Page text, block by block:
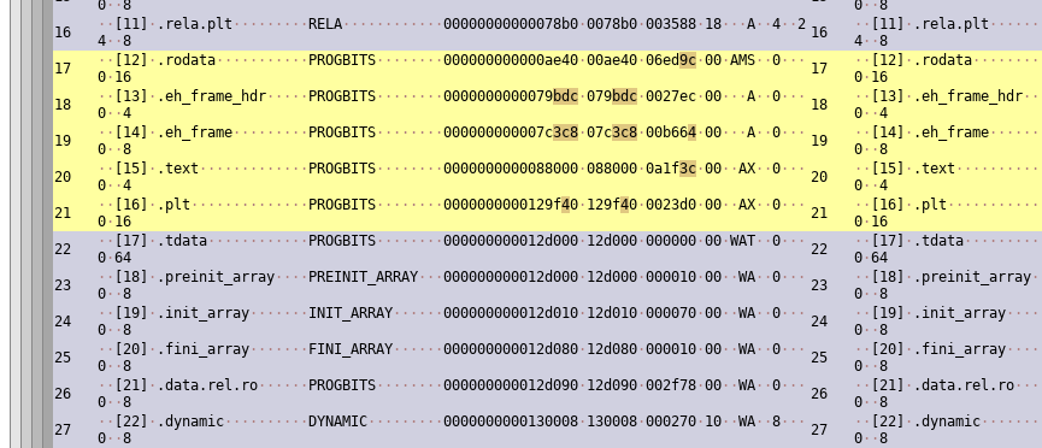
0 · ·8
0 · ·8
16
· · [11] · .rela.plt · · · · · · · · · RELA · · · · · · · · · · · ·00000000000078b0 ·0078b0 ·003588 · 18 · · ·A · ·4 · ·2
4 · ·8 16 · · [11] · .rela.plt · · · · · ·
4 · ·8
17
· · [12] · .rodata · · · · · · · · · · · PROGBITS · · · · · · · ·000000000000ae40 ·00ae40 ·06ed9c ·00 ·AMS · ·0 · · ·
0 · 16 17 · · [12] · .rodata · · · · · · · ·
0 · 16
18
· · [13] · .eh_frame_hdr · · · · · PROGBITS · · · · · · · ·0000000000079bdc ·079bdc ·0027ec ·00 · · ·A · ·0 · · ·
0 · ·4 18 · · [13] · .eh_frame_hdr · ·
0 · ·4
19
· · [14] · .eh_frame · · · · · · · · · PROGBITS · · · · · · · ·000000000007c3c8 ·07c3c8 ·00b664 ·00 · · ·A · ·0 · · ·
0 · ·8 19 · · [14] · .eh_frame · · · · · ·
0 · ·8
20
· · [15] · .text · · · · · · · · · · · · · PROGBITS · · · · · · · ·0000000000088000 ·088000 ·0a1f3c ·00 · ·AX · ·0 · · ·
0 · ·4 20 · · [15] · .text · · · · · · · · · ·
0 · ·4
21
· · [16] · .plt · · · · · · · · · · · · · · PROGBITS · · · · · · · ·0000000000129f40 · 129f40 ·0023d0 ·00 · ·AX · ·0 · · ·
0 · 16 21 · · [16] · .plt · · · · · · · · · · ·
0 · 16
22
· · [17] · .tdata · · · · · · · · · · · · PROGBITS · · · · · · · ·000000000012d000 · 12d000 ·000000 ·00 ·WAT · ·0 · · ·
0 ·64 22 · · [17] · .tdata · · · · · · · · ·
0 ·64
23
· · [18] · .preinit_array · · · · PREINIT_ARRAY · · ·000000000012d000 · 12d000 ·000010 ·00 · ·WA · ·0 · · ·
0 · ·8 23 · · [18] · .preinit_array ·
0 · ·8
24
· · [19] · .init_array · · · · · · · INIT_ARRAY · · · · · ·000000000012d010 · 12d010 ·000070 ·00 · ·WA · ·0 · · ·
0 · ·8 24 · · [19] · .init_array · · · ·
0 · ·8
25
· · [20] · .fini_array · · · · · · · FINI_ARRAY · · · · · ·000000000012d080 · 12d080 ·000010 ·00 · ·WA · ·0 · · ·
0 · ·8 25 · · [20] · .fini_array · · · ·
0 · ·8
26
· · [21] · .data.rel.ro · · · · · · PROGBITS · · · · · · · ·000000000012d090 · 12d090 ·002f78 ·00 · ·WA · ·0 · · ·
0 · ·8 26 · · [21] · .data.rel.ro · · ·
0 · ·8
27
· · [22] · .dynamic · · · · · · · · · · DYNAMIC · · · · · · · · ·0000000000130008 · 130008 ·000270 · 10 · ·WA · ·8 · · ·
0 · ·8 27 · · [22] · .dynamic · · · · · · ·
0 · ·8